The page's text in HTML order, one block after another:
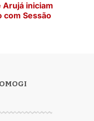
iniciam
com Sessão
MOGI